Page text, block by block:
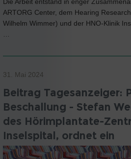
ARTORG Center, dem Hearing
Wilhelm Wimmer) und der HNO-Klinik
31. Mai 2024
Beitrag Tagesanzeiger:
Beschallung - Stefan
des Hörimplantate-
Inselspital, ordnet ein